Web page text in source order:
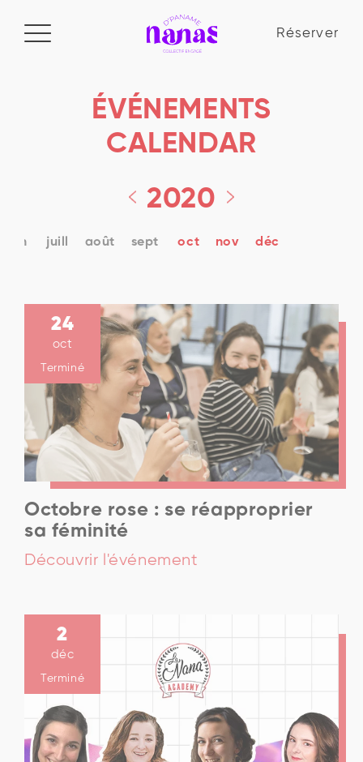
Réserver
Réserver
Manifeste
Le collectif
La Nana Academy
Blog
ÉVÉNEMENTS
CALENDAR
2020
juin juill août sept oct nov déc
24
oct
Terminé
Octobre rose : se réapproprier
sa féminité
Découvrir l'événement
2
déc
Terminé